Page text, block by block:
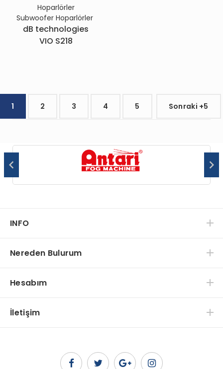
Hoparlörler
Subwoofer Hoparlörler
dB technologies
VIO S218
1
INFO
Nereden Bulurum
Hesabım
İletişim